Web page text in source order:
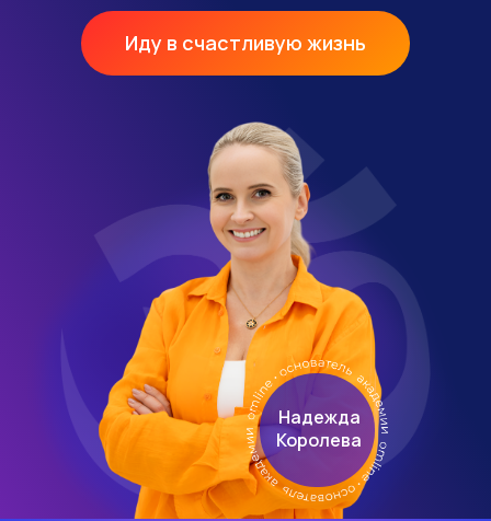
Надежда
Королева
Иду в счастливую жизнь